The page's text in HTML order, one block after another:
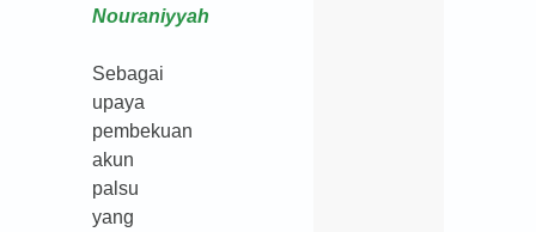
Nouraniyyah
Sebagai
upaya
pembekuan
akun
palsu
yang